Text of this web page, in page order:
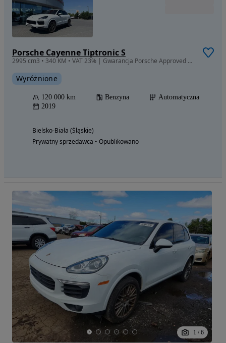
Porsche Cayenne Tiptronic S
2995 cm3 • 340 KM • VAT 23% | Gwarancja Porsche Approved |Salon Polska| ASO | Bezwypadkowy
Wyróżnione
120 000 km Benzyna
Automatyczna
2019
Bielsko-Biała (Śląskie)
Prywatny sprzedawca • Opublikowano
1 / 6